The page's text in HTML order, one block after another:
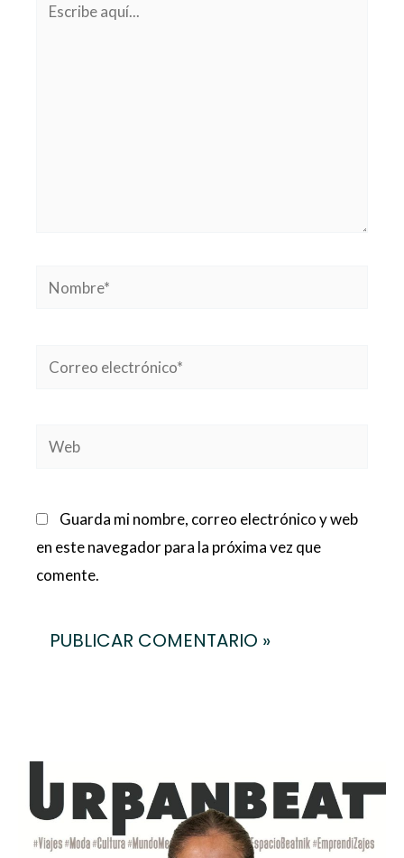
Nombre*
Correo
Web
Guarda mi nombre, correo electrónico y web
en este navegador para la próxima vez que
comente.